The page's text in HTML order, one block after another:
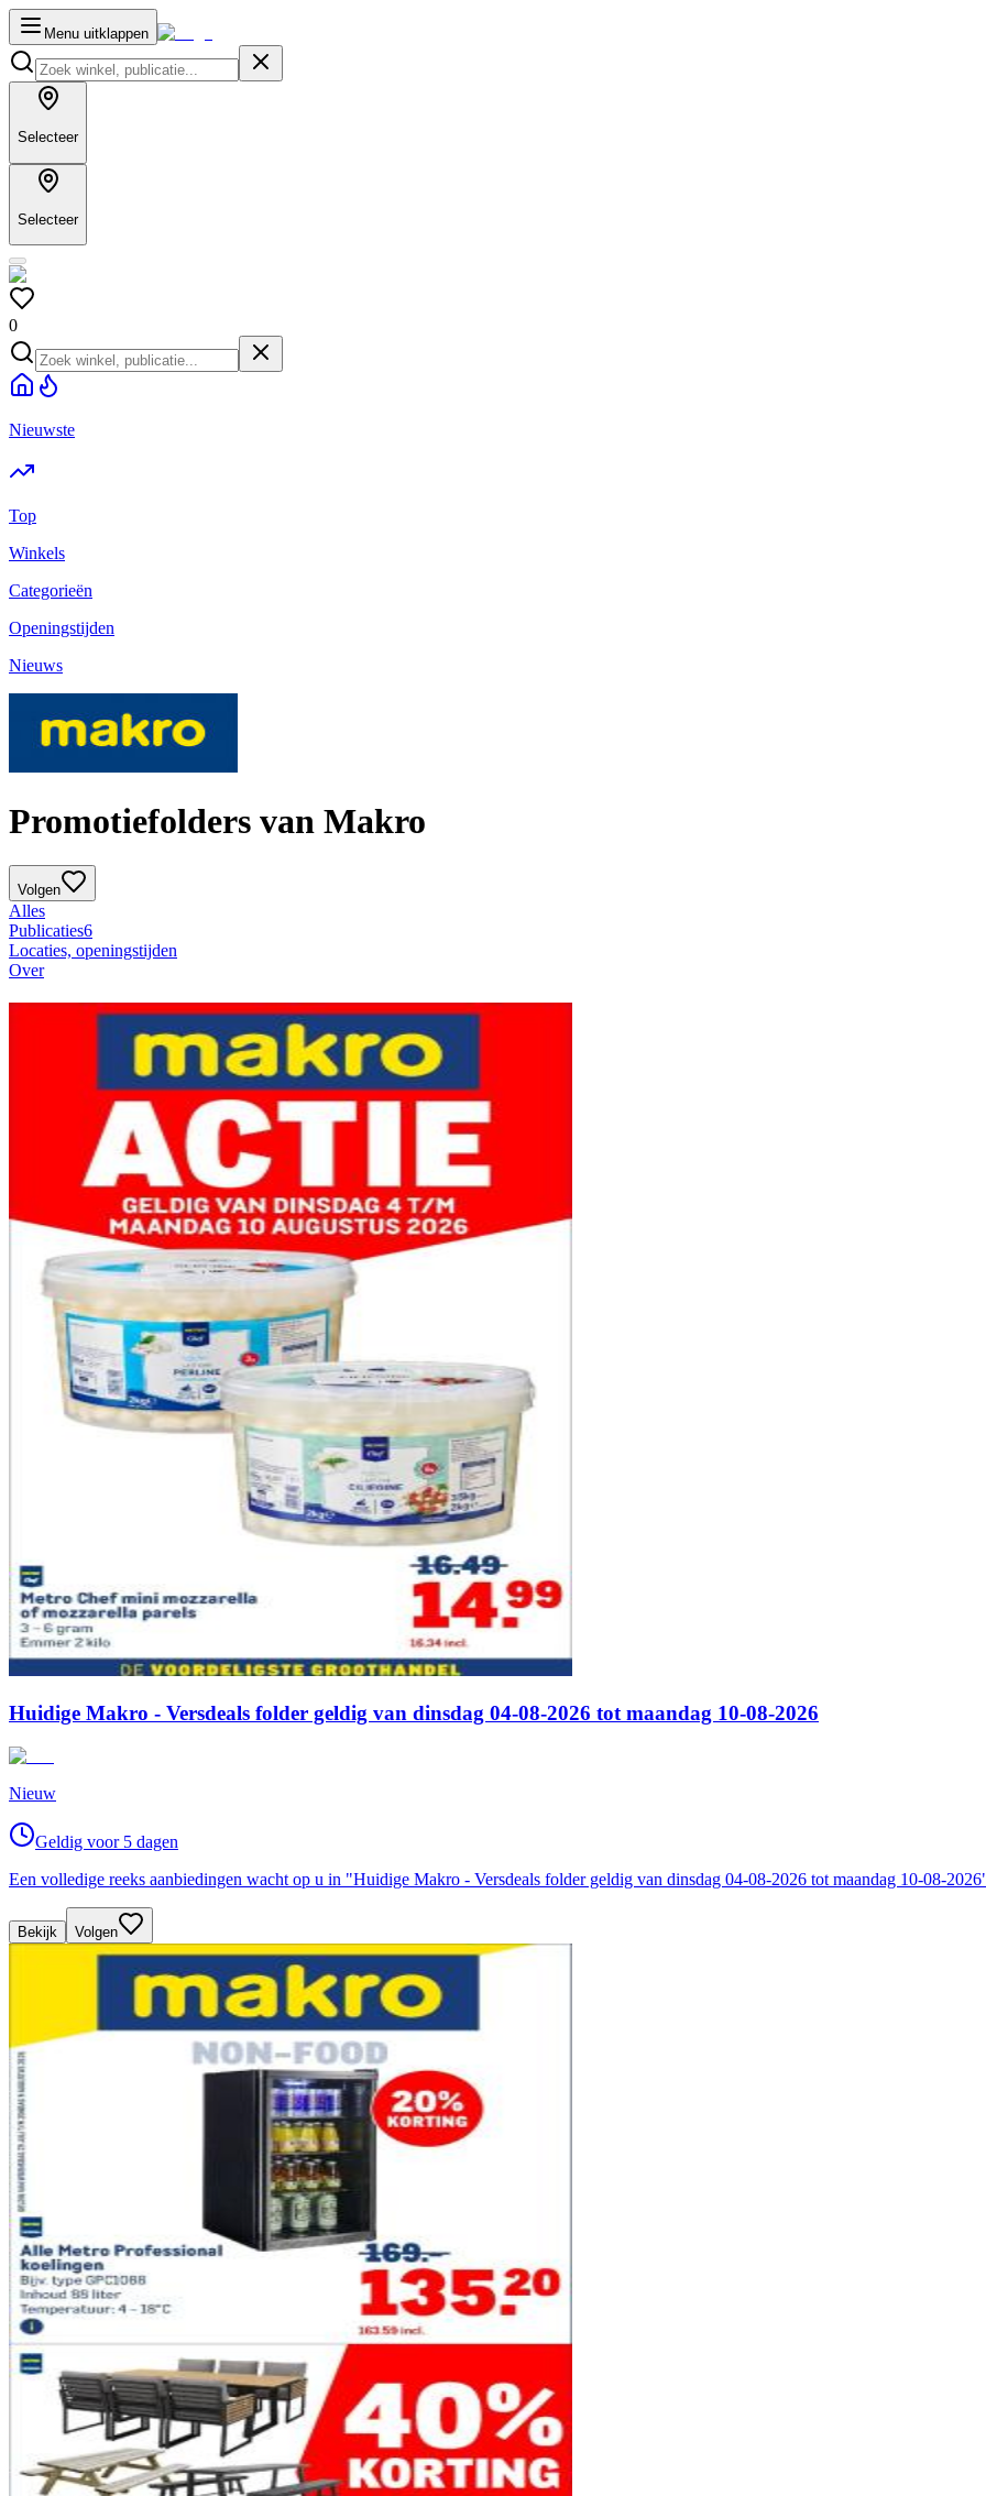
Menu uitklappen
Selecteer
Selecteer
0
Nieuwste
Top
Winkels
Categorieën
Openingstijden
Nieuws
Promotiefolders van Makro
Volgen
Alles
Publicaties6
Locaties, openingstijden
Over
Huidige Makro - Versdeals folder geldig van dinsdag 04-08-2026 tot maandag 10-08-2026
Nieuw
Geldig voor 5 dagen
Een volledige reeks aanbiedingen wacht op u in "Huidige Makro - Versdeals folder geldig van dinsdag 04-08-2026 tot maandag 10-08-
Bekijk Volgen